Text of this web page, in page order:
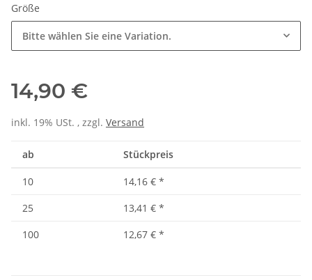
Größe
Bitte wählen Sie eine Variation.
14,90 €
inkl. 19% USt. , zzgl. Versand
ab Stückpreis
10 14,16 € *
25
13,41 € *
100
12,67 € *